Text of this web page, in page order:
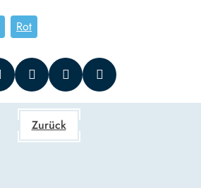
Rot
Zurück